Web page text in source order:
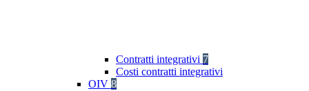
Contratti integrativi 7
Costi contratti integrativi
OIV 8